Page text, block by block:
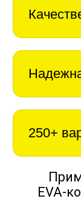
250+
EVA-